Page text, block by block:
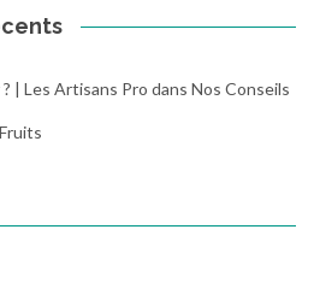
| Les Artisans Pro dans Nos Conseils